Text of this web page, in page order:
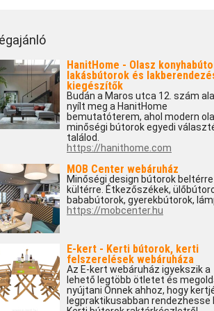
HanitHome - Olasz
lakásbútorok és
kiegészítők
Budán a Maros utca 12. szám
nyílt meg a HanitHome
bemutatóterem, ahol modern
minőségi bútorok egyedi
találod.
https://hanithome.com
MOB Center webáruház
Minőségi design bútorok
kültérre. Étkezőszékek,
bababútorok, gyerekbútorok,
https://mobcenter.hu
E-kert - Kerti bútorok, kerti
felszerelések webáruháza
Az E-kert webáruház igyekszik a
lehető legtöbb ötletet és
nyújtani Önnek ahhoz, hogy
legpraktikusabban rendezhesse